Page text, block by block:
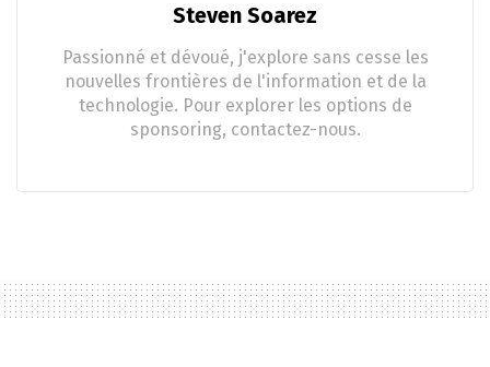
Steven Soarez
Passionné et dévoué, j'explore sans cesse les
nouvelles frontières de l'information et de la
technologie. Pour explorer les options de
sponsoring, contactez-nous.